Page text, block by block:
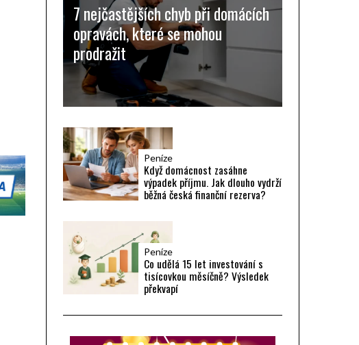
7 nejčastějších chyb při domácích
opravách, které se mohou
prodražit
Peníze
Když domácnost zasáhne
výpadek příjmu. Jak dlouho vydrží
běžná česká finanční rezerva?
Peníze
Co udělá 15 let investování s
tisícovkou měsíčně? Výsledek
překvapí